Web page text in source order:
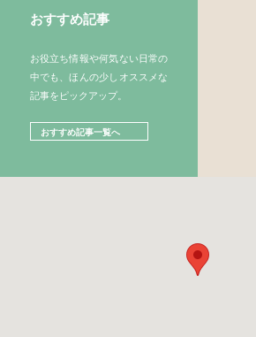
おすすめ記事
お役立ち情報や何気ない日常の
中でも、ほんの少しオススメな
記事をピックアップ。
おすすめ記事一覧へ